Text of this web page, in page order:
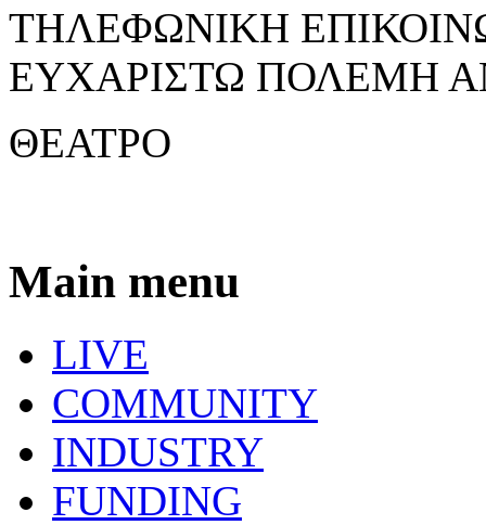
ΤΗΛΕΦΩΝΙΚΗ
ΕΥΧΑΡΙΣΤΩ ΠΟΛΕΜΗ
ΘΕΑΤΡΟ
Main menu
LIVE
COMMUNITY
INDUSTRY
FUNDING